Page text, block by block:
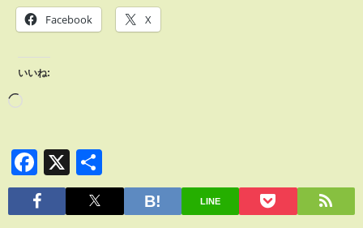
Facebook X
いいね:
Facebook
X
有
LINE